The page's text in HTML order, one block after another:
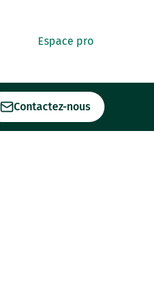
Espace pro
Contactez-nous